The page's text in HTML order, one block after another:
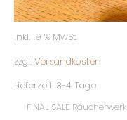
inkl. 19 % MwSt.
zzgl. Versandkosten
Lieferzeit: 3-4 Tage
FINAL SALE Räucherwerk